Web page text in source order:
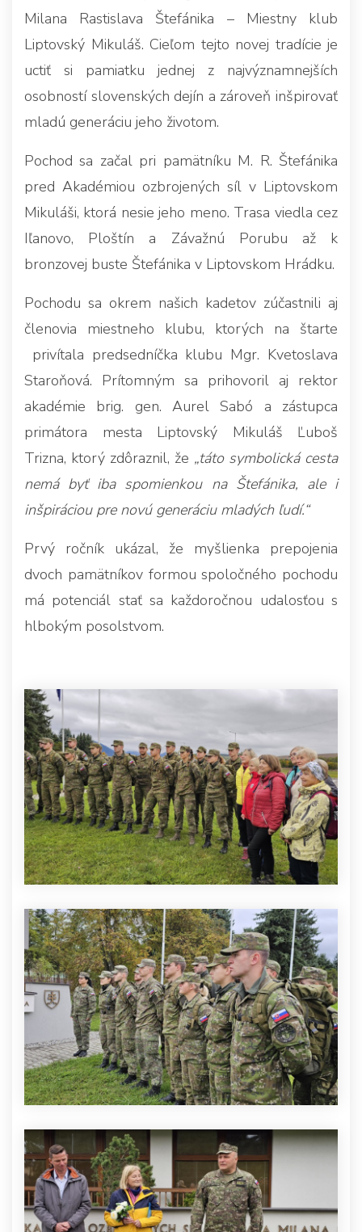
Milana Rastislava Štefánika – Miestny klub
Liptovský Mikuláš. Cieľom tejto novej tradície je
uctiť si pamiatku jednej z najvýznamnejších
osobností slovenských dejín a zároveň inšpirovať
mladú generáciu jeho životom.
Pochod sa začal pri pamätníku M. R. Štefánika
pred Akadémiou ozbrojených síl v Liptovskom
Mikuláši, ktorá nesie jeho meno. Trasa viedla cez
Iľanovo, Ploštín a Závažnú Porubu až k
bronzovej buste Štefánika v Liptovskom Hrádku.
Pochodu sa okrem našich kadetov zúčastnili aj
členovia miestneho klubu, ktorých na štarte
privítala predsedníčka klubu Mgr. Kvetoslava
Staroňová. Prítomným sa prihovoril aj rektor
akadémie brig. gen. Aurel Sabó a zástupca
primátora mesta Liptovský Mikuláš Ľuboš
Trizna, ktorý zdôraznil, že „táto symbolická cesta
nemá byť iba spomienkou na Štefánika, ale i
inšpiráciou pre novú generáciu mladých ľudí.“
Prvý ročník ukázal, že myšlienka prepojenia
dvoch pamätníkov formou spoločného pochodu
má potenciál stať sa každoročnou udalosťou s
hlbokým posolstvom.